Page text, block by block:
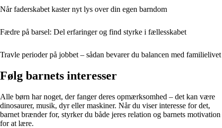
Når faderskabet kaster nyt lys over din egen barndom
Fædre på barsel: Del erfaringer og find styrke i fællesskabet
Travle perioder på jobbet – sådan bevarer du balancen med familielivet
Følg barnets interesser
Alle børn har noget, der fanger deres opmærksomhed – det kan være
dinosaurer, musik, dyr eller maskiner. Når du viser interesse for det,
barnet brænder for, styrker du både jeres relation og barnets motivation
for at lære.